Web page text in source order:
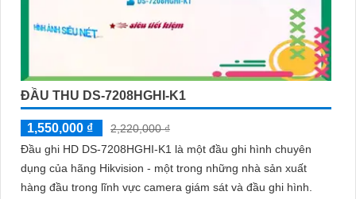
ĐẦU THU DS-7208HGHI-K1
1,550,000 ₫
2,220,000 ₫
Đầu ghi HD DS-7208HGHI-K1 là một đầu ghi hình chuyên
dụng của hãng Hikvision - một trong những nhà sản xuất
hàng đầu trong lĩnh vực camera giám sát và đầu ghi hình.